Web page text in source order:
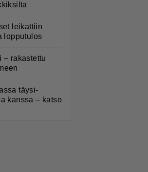
leikattiin
lopputulos
– rakastettu
täysi-
kanssa – katso